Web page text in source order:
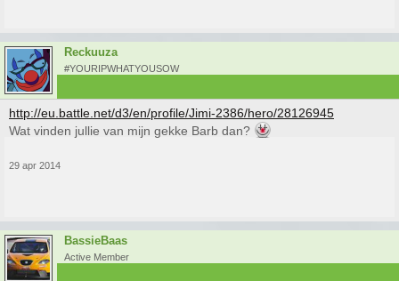
Reckuuza
#YOURIPWHATYOUSOW
http://eu.battle.net/d3/en/profile/Jimi-2386/hero/28126945
Wat vinden jullie van mijn gekke Barb dan?
29 apr 2014
BassieBaas
Active Member